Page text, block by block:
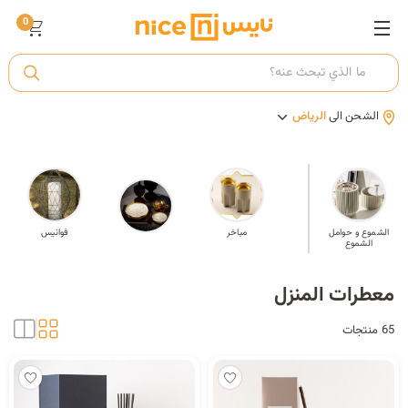
أ الشحن الىالرياض
0
الشموع و حوامل
الشموع
وصل حديثًا مباخر فوانيس
معطرات المنزل
65 منتجات